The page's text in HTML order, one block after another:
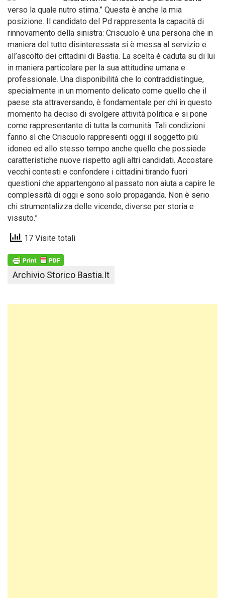
verso la quale nutro stima.” Questa è anche la mia
posizione. Il candidato del Pd rappresenta la capacità di
rinnovamento della sinistra: Criscuolo è una persona che in
maniera del tutto disinteressata si è messa al servizio e
all’ascolto dei cittadini di Bastia. La scelta è caduta su di lui
in maniera particolare per la sua attitudine umana e
professionale. Una disponibilità che lo contraddistingue,
specialmente in un momento delicato come quello che il
paese sta attraversando, è fondamentale per chi in questo
momento ha deciso di svolgere attività politica e si pone
come rappresentante di tutta la comunità. Tali condizioni
fanno sì che Criscuolo rappresenti oggi il soggetto più
idoneo ed allo stesso tempo anche quello che possiede
caratteristiche nuove rispetto agli altri candidati. Accostare
vecchi contesti e confondere i cittadini tirando fuori
questioni che appartengono al passato non aiuta a capire le
complessità di oggi e sono solo propaganda. Non è serio
chi strumentalizza delle vicende, diverse per storia e
vissuto.”
17 Visite totali
Archivio Storico Bastia.it